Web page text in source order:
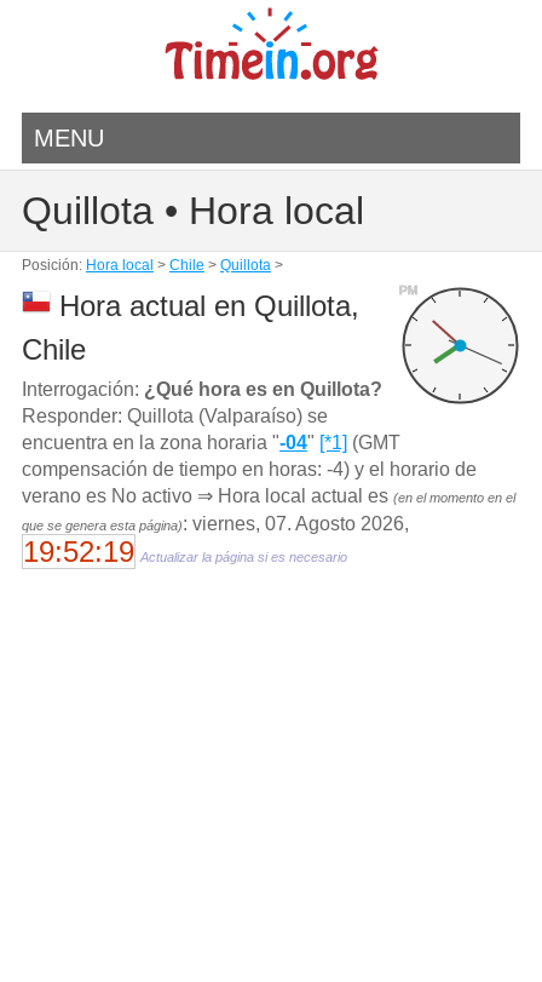
MENU
Quillota • Hora local
Posición: Hora local > Chile > Quillota>
PM
Hora actual en Quillota,
Chile
Interrogación: ¿Qué hora es en Quillota?
Responder: Quillota (Valparaíso) se
encuentra en la zona horaria "-04" [*1] (GMT
compensación de tiempo en horas: -4) y el horario de
verano es No activo ⇒ Hora local actual es (en el momento en el
que se genera esta página): viernes, 07. Agosto 2026,
19:52:19 Actualizar la página si es necesario